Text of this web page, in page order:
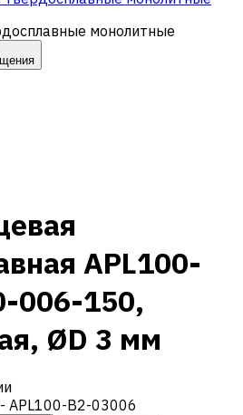
монолитные
APL100-
006-150,
ØD 3 мм
APL100-B2-03006